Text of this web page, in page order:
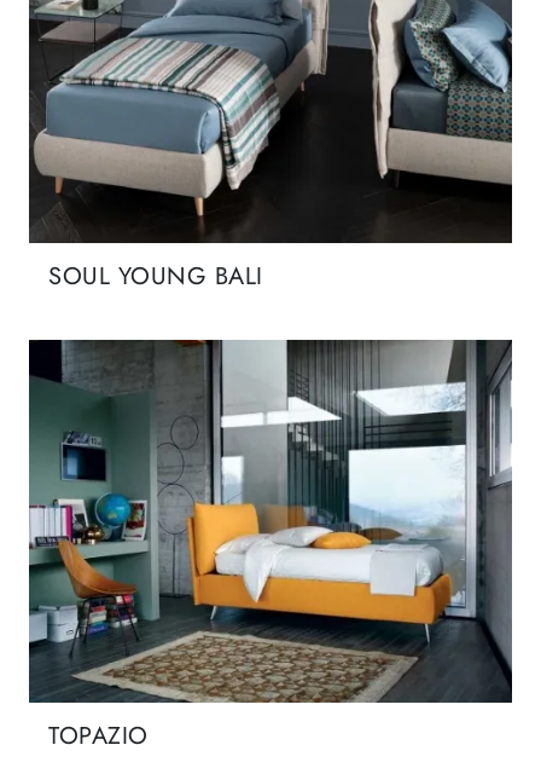
SOUL YOUNG BALI
TOPAZIO